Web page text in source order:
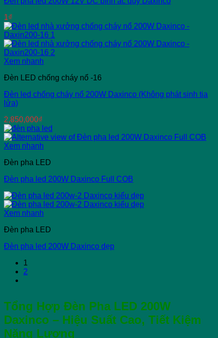
1₫
Xem nhanh
Đèn LED chống cháy nổ -16
Đèn led chống cháy nổ 200W Daxinco (Không phát sinh tia
lửa)
2,850,000₫
Xem nhanh
Đèn pha LED
Đèn pha led 200W Daxinco Full COB
Xem nhanh
Đèn pha LED
Đèn pha led 200W Daxinco dẹp
1
2
Tổng Hợp Đèn Pha LED 200W
Daxinco – Hiệu Suất Cao, Tiết Kiệm
Năng Lượng